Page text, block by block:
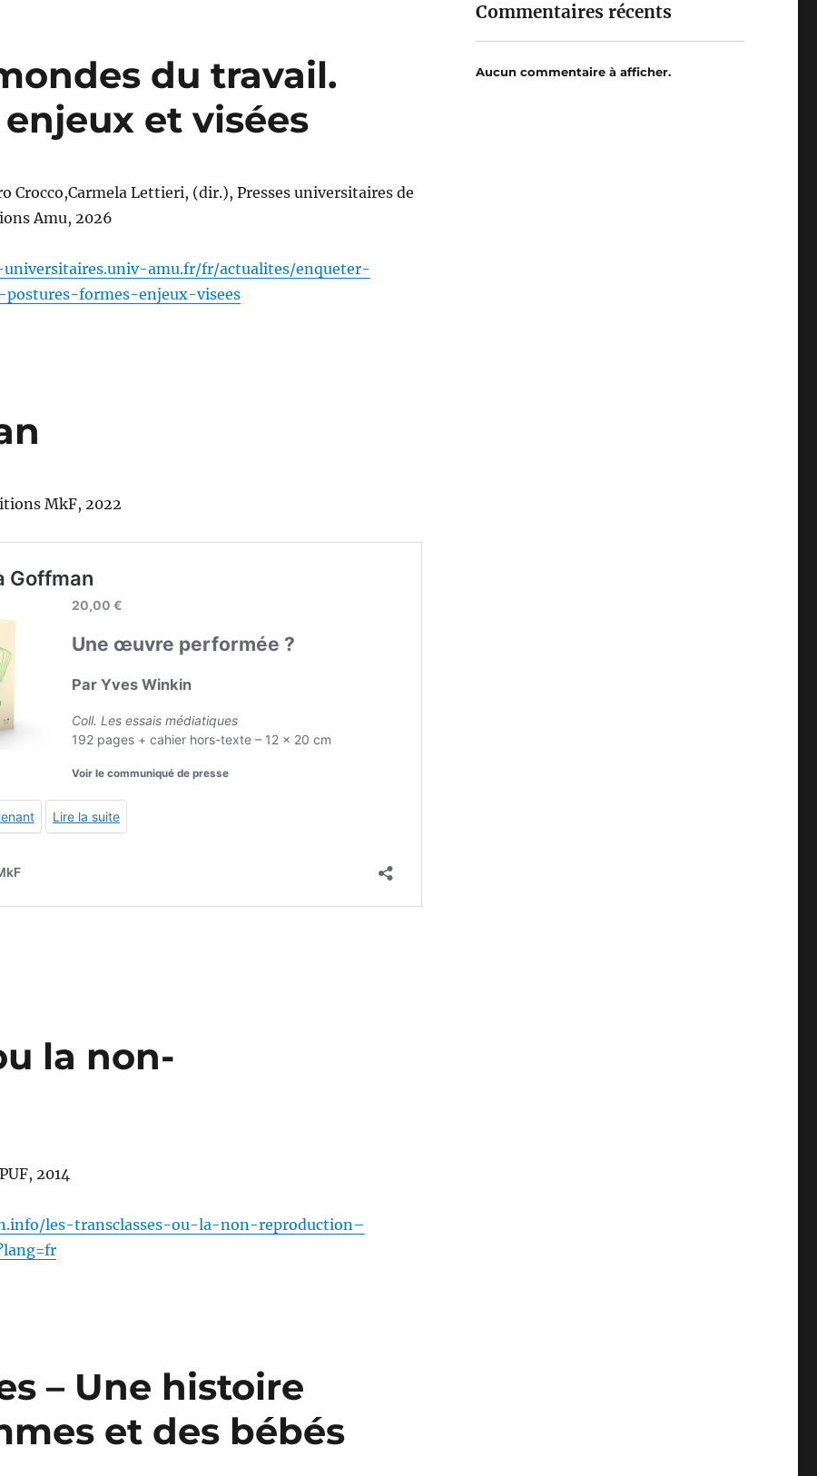
du travail.
et visées
Crocco,Carmela Lettieri, (dir.), Presses universitaires de
Amu, 2026
amu.fr/fr/actualites/enqueter-
formes-enjeux-visees
MkF, 2022
la non-
2014
les-transclasses-ou-la-non-reproduction–
– Une histoire
et des bébés
Commentaires récents
Aucun commentaire à afficher.